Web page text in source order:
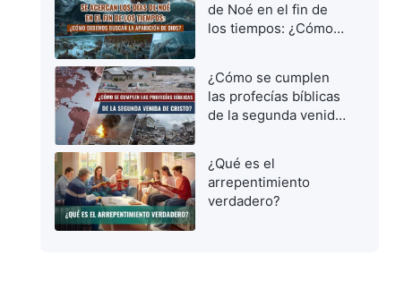
de Noé en el fin de
los tiempos: ¿Cómo
¿Cómo se cumplen
las profecías bíblicas
de la segunda venida
¿Qué es el
arrepentimiento
verdadero?